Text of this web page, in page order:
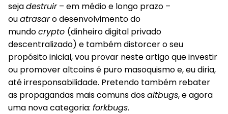
sejadestruir– em médio e longo prazo –
ouatrasaro desenvolvimento do
mundocrypto (dinheiro digital privado
descentralizado) e também distorcer o seu
propósito inicial, vou provar neste artigo que investir
ou promover altcoins é puro masoquismo e, eu diria,
até irresponsabilidade. Pretendo também rebater
as propagandas mais comuns dosaltbugs, e agora
uma nova categoria: forkbugs.